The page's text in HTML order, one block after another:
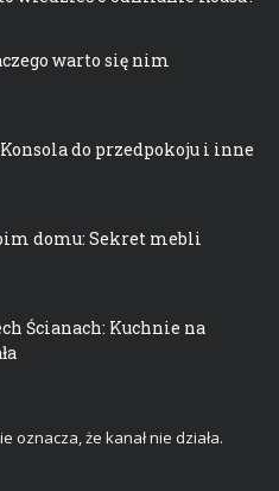
warto się nim
do przedpokoju i inne
domu: Sekret mebli
Ścianach: Kuchnie na
oznacza, że kanał nie działa.